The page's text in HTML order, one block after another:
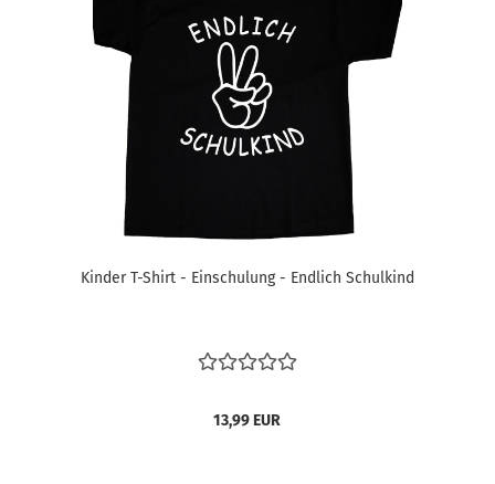
Kinder T-Shirt - Einschulung - Endlich Schulkind
13,99 EUR